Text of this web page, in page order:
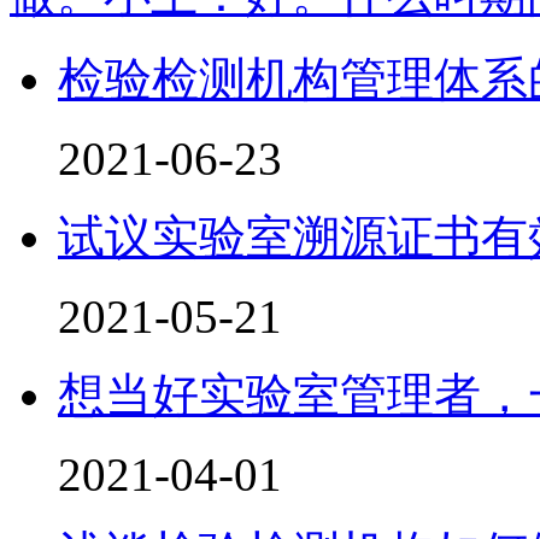
检验检测机构管理体
2021-06-23
试议实验室溯源证书
2021-05-21
想当好实验室管理者
2021-04-01